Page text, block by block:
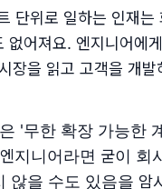
단위로 일하는 인재는
없어져요. 엔지니어에
장을 읽고 고객을 개발
'무한 확장 가능한
지니어라면 굳이 회
않을 수도 있음을 암